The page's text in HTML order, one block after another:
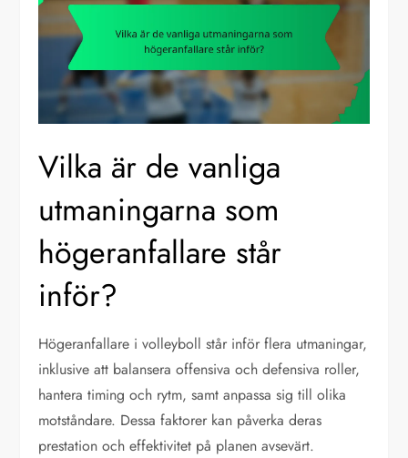
Vilka är de vanliga
utmaningarna som
högeranfallare står
inför?
Högeranfallare i volleyboll står inför flera utmaningar,
inklusive att balansera offensiva och defensiva roller,
hantera timing och rytm, samt anpassa sig till olika
motståndare. Dessa faktorer kan påverka deras
prestation och effektivitet på planen avsevärt.